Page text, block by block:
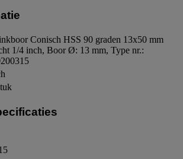
Conisch HSS 90 graden 13x50 mm
1/4 inch, Boor Ø: 13 mm, Type nr.: